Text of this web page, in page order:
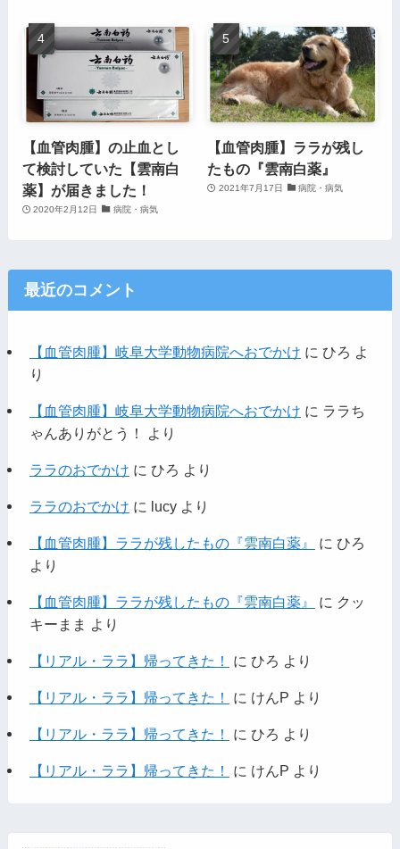
【血管肉腫】の止血とし
て検討していた【雲南白
薬】が届きました！
2020年2月12日 病院・病気
【血管肉腫】ララが残し
たもの『雲南白薬』
2021年7月17日 病院・病気
最近のコメント
【血管肉腫】岐阜大学動物病院へおでかけ に ひろ よ
り
【血管肉腫】岐阜大学動物病院へおでかけ に ララち
ゃんありがとう！
より
ララのおでかけ に ひろ より
ララのおでかけ に lucyより
【血管肉腫】ララが残したもの『雲南白薬』 に ひろ
より
【血管肉腫】ララが残したもの『雲南白薬』 に クッ
キーまま より
【リアル・ララ】帰ってきた！ に ひろ より
【リアル・ララ】帰ってきた！ に けんP より
【リアル・ララ】帰ってきた！ に ひろ より
【リアル・ララ】帰ってきた！ に けんP より